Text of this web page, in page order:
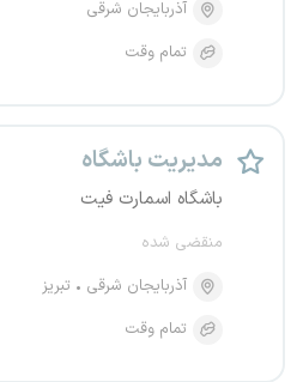
آذربایجان شرقی
تمام وقت
مدیریت باشگاه
باشگاه اسمارت فیت
منقضی شده
آذربایجان شرقی
تبریز
تمام وقت